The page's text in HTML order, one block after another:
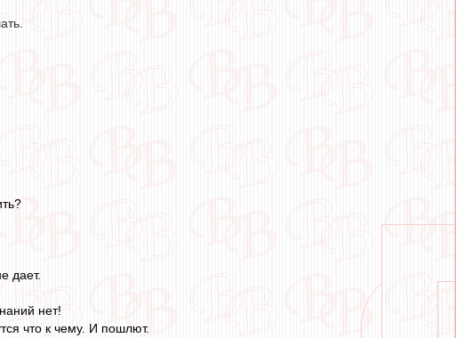
дает.
нет!
что к чему. И пошлют.